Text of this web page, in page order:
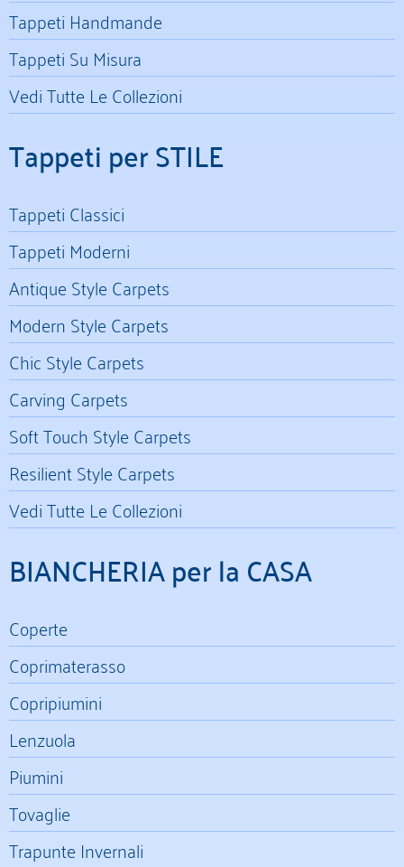
Tappeti Handmande
Tappeti Su Misura
Vedi Tutte Le Collezioni
Tappeti per STILE
Tappeti Classici
Tappeti Moderni
Antique Style Carpets
Modern Style Carpets
Chic Style Carpets
Carving Carpets
Soft Touch Style Carpets
Resilient Style Carpets
Vedi Tutte Le Collezioni
BIANCHERIA per la CASA
Coperte
Coprimaterasso
Copripiumini
Lenzuola
Piumini
Tovaglie
Trapunte Invernali